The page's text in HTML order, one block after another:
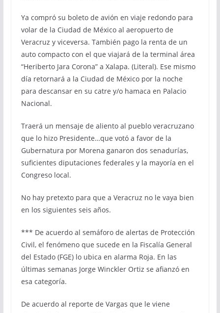
Ya compró su boleto de avión en viaje redondo para
volar de la Ciudad de México al aeropuerto de
Veracruz y viceversa. También pago la renta de un
auto compacto con el que viajará de la terminal área
“Heriberto Jara Corona” a Xalapa. (Literal). Ese mismo
día retornará a la Ciudad de México por la noche
para descansar en su catre y/o hamaca en Palacio
Nacional.
Traerá un mensaje de aliento al pueblo veracruzano
que lo hizo Presidente…que votó a favor de la
Gubernatura por Morena ganaron dos senadurías,
suficientes diputaciones federales y la mayoría en el
Congreso local.
No hay pretexto para que a Veracruz no le vaya bien
en los siguientes seis años.
*** De acuerdo al semáforo de alertas de Protección
Civil, el fenómeno que sucede en la Fiscalía General
del Estado (FGE) lo ubica en alarma Roja. En las
últimas semanas Jorge Winckler Ortiz se afianzó en
esa categoría.
De acuerdo al reporte de Vargas que le viene